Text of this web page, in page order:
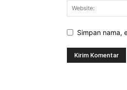
Simpan nama,